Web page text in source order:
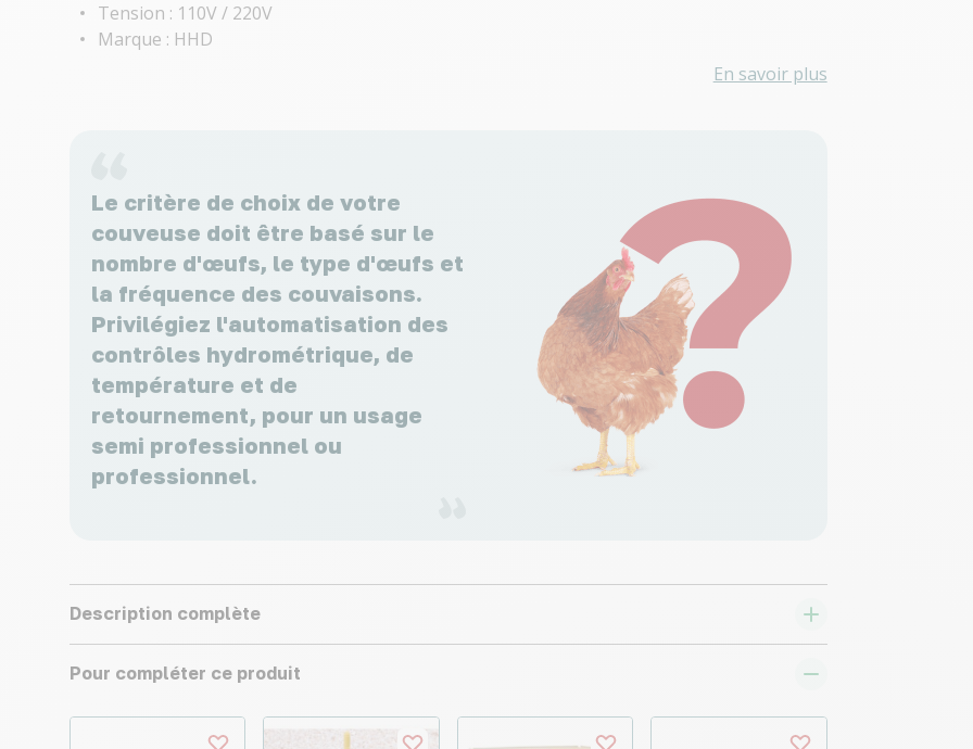
Tension : 110V / 220V
Marque : HHD
En savoir plus
Le critère de choix de votre
couveuse doit être basé sur le
nombre d'œufs, le type d'œufs et
la fréquence des couvaisons.
Privilégiez l'automatisation des
contrôles hydrométrique, de
température et de
retournement, pour un usage
semi professionnel ou
professionnel.
Description complète
Pour compléter ce produit